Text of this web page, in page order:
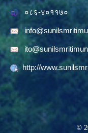
०८६-४०११७०
http://
©